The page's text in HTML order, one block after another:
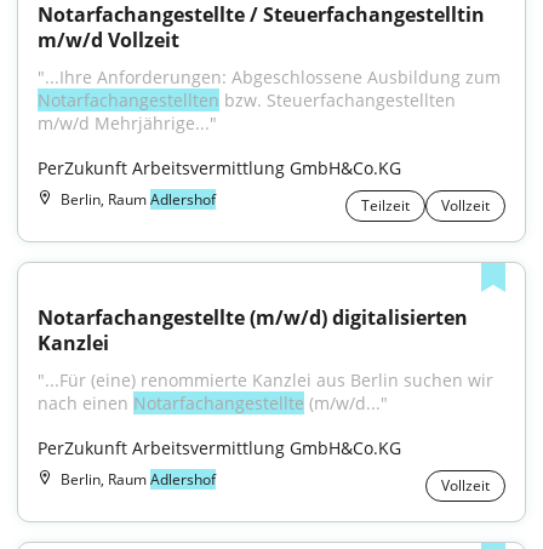
Notarfachangestellte / Steuerfachangestelltin
m/w/d Vollzeit
Notarfachangestellten bzw. Steuerfachangestellten
m/w/d Mehrjährige..."
PerZukunft Arbeitsvermittlung GmbH&Co.KG
Berlin, RaumAdlershof Teilzeit Vollzeit
Notarfachangestellte (m/w/d) digitalisierten
Kanzlei
"...Für (eine) renommierte Kanzlei aus Berlin suchen wir
nach einen Notarfachangestellte (m/w/d..."
PerZukunft Arbeitsvermittlung GmbH&Co.KG
Berlin, RaumAdlershof Vollzeit